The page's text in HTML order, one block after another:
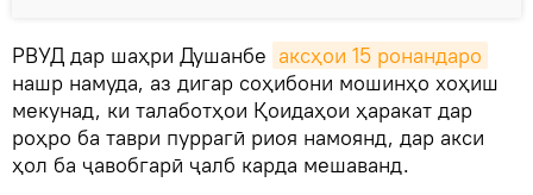
РВУД дар шаҳри Душанбе аксҳои 15 ронандаро
нашр намуда, аз дигар соҳибони мошинҳо хоҳиш
мекунад, ки талаботҳои Қоидаҳои ҳаракат дар
роҳро ба таври пуррагӣ риоя намоянд, дар акси
ҳол ба ҷавобгарӣ ҷалб карда мешаванд.